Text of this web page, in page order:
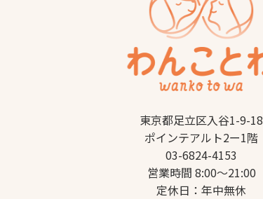
東京都足立区入谷1-9-18
ポインテアルト2ー1階
03-6824-4153
営業時間 8:00～21:00
定休日：年中無休